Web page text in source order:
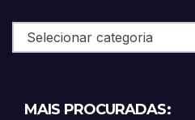
Categorias
MAIS PROCURADAS: